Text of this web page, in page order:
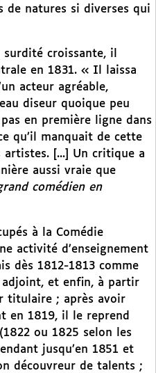
natures si diverses qui
croissante, il
en 1831. « Il laissa
acteur agréable,
diseur quoique peu
en première ligne dans
qu’il manquait de cette
[...] Un critique a
aussi vraie que
comédien en
à la Comédie
activité d’enseignement
dès 1812-1813 comme
et enfin, à partir
titulaire ; après avoir
en 1819, il le reprend
ou 1825 selon les
jusqu’en 1851 et
découvreur de talents ;